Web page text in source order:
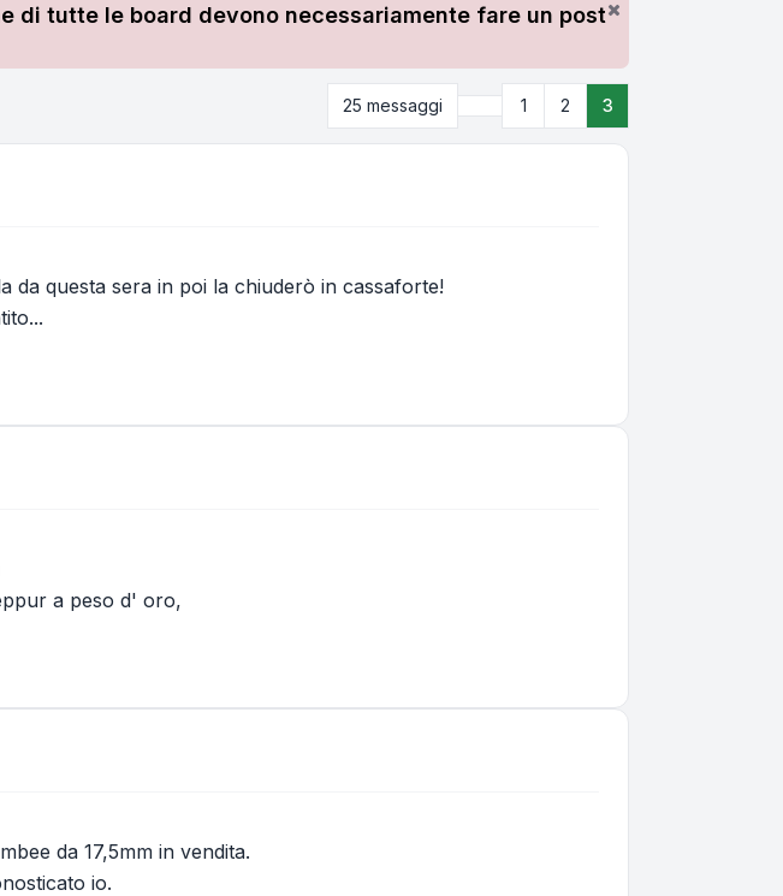
di tutte le board devono necessariamente fare un post
25 messaggi Precedente
1 2 3
da questa sera in poi la chiuderò in cassaforte!
a peso d' oro,
da 17,5mm in vendita.
io.